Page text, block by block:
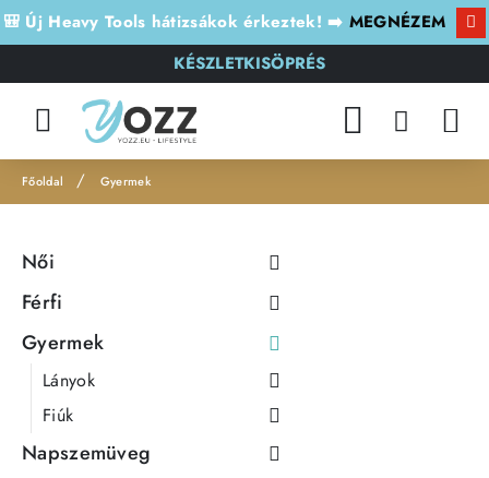
🎒 Új Heavy Tools hátizsákok érkeztek! ➡️ MEGNÉZEM
KÉSZLETKISÖPRÉS
h
m
Gyermek
Női
Férfi
Gyermek
Lányok
Fiúk
Napszemüveg